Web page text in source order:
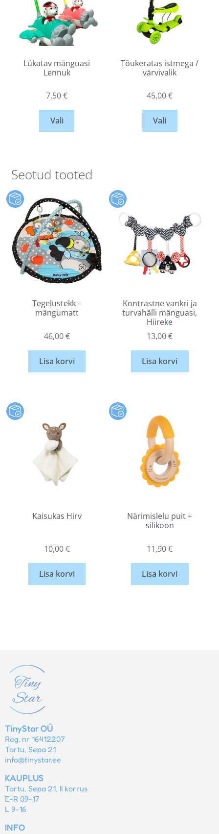
Lükatav mänguasi
Lennuk
7,50€
Vali
Tõukeratas istmega /
värvivalik
45,00€
Vali
Seotud tooted
Tegelustekk –
mängumatt
46,00€
Lisa korvi
Kontrastne vankri ja
turvahälli mänguasi,
Hiireke
13,00€
Lisa korvi
Kaisukas Hirv
10,00€
Lisa korvi
Närimislelu puit +
silikoon
11,90€
Lisa korvi
TinyStar OÜ
Reg. nr 16412207
Tartu, Sepa 21
info@tinystar.ee
KAUPLUS
Tartu, Sepa 21, II korrus
E-R 09-17
L 9-16
INFO